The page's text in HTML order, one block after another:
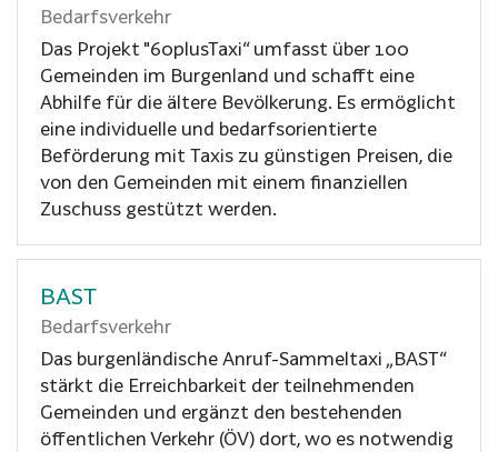
Bedarfsverkehr
Das Projekt "60plusTaxi“ umfasst über 100
Gemeinden im Burgenland und schafft eine
Abhilfe für die ältere Bevölkerung. Es ermöglicht
eine individuelle und bedarfsorientierte
Beförderung mit Taxis zu günstigen Preisen, die
von den Gemeinden mit einem finanziellen
Zuschuss gestützt werden.
BAST
Bedarfsverkehr
Das burgenländische Anruf-Sammeltaxi „BAST“
stärkt die Erreichbarkeit der teilnehmenden
Gemeinden und ergänzt den bestehenden
öffentlichen Verkehr (ÖV) dort, wo es notwendig